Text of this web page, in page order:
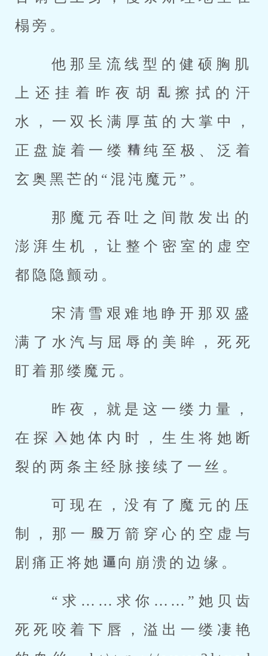
榻旁。
上还挂着昨夜胡
擦拭的汗
水，一双长满厚茧的大掌中，
正盘旋着一缕
纯至极、泛着
玄奥黑芒的“混沌魔元”。
澎湃生机，让整个密室的虚空
都隐隐颤动。
满了水汽与屈辱的美眸，死死
盯着那缕魔元。
在探
她体内时，生生将她断
裂的两条主经脉接续了一丝。
制，那一
万箭穿心的空虚与
剧痛正将她
向崩溃的边缘。
死死咬着下唇，溢出一缕凄艳